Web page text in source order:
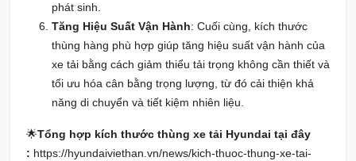
phát sinh.
Tăng Hiệu Suất Vận Hành: Cuối cùng, kích thước
thùng hàng phù hợp giúp tăng hiệu suất vận hành của
xe tải bằng cách giảm thiểu tải trọng không cần thiết và
tối ưu hóa cân bằng trọng lượng, từ đó cải thiện khả
năng di chuyển và tiết kiệm nhiên liệu.
🌟Tổng hợp kích thước thùng xe tải Hyundai tại đây
: https://hyundaiviethan.vn/news/kich-thuoc-thung-xe-tai-